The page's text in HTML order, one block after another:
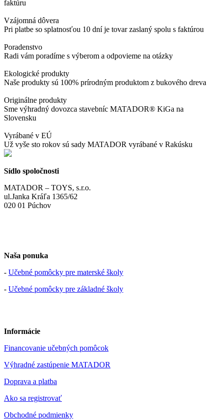
faktúru
Vzájomná dôvera
Pri platbe so splatnosťou 10 dní je tovar zaslaný spolu s faktúrou
Poradenstvo
Radi vám poradíme s výberom a odpovieme na otázky
Ekologické produkty
Naše produkty sú 100% prírodným produktom z bukového dreva
Originálne produkty
Sme výhradný dovozca stavebníc MATADOR® KiGa na
Slovensku
Vyrábané v EÚ
Už vyše sto rokov sú sady MATADOR vyrábané v Rakúsku
Sídlo spoločnosti
MATADOR – TOYS, s.r.o.
ul.Janka Kráľa 1365/62
020 01 Púchov
Naša ponuka
- Učebné pomôcky pre materské školy
- Učebné pomôcky pre základné školy
Informácie
Financovanie učebných pomôcok
Výhradné zastúpenie MATADOR
Doprava a platba
Ako sa registrovať
Obchodné podmienky